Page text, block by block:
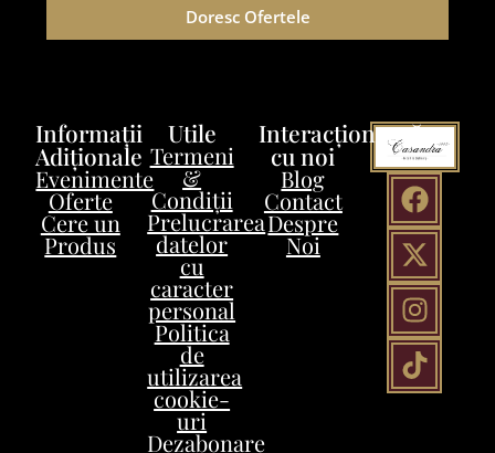
Doresc Ofertele
Interacționează
cu noi
Blog
Contact
Despre
Noi
Utile
Termeni
&
Condiții
Prelucrarea
datelor
cu
caracter
personal
Politica
de
utilizarea
cookie-
uri
Dezabonare
Informații
Adiționale
Evenimente
Oferte
Cere un
Produs